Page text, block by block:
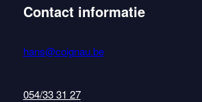
Contact informatie
hans@coignau.be
054/33 31 27